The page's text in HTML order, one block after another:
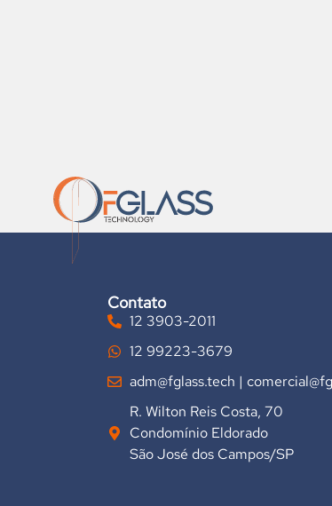
Contato
12 3903-2011
12 99223-3679
adm@fglass.tech |
R. Wilton Reis Costa, 70
Condomínio Eldorado
São José dos Campos/SP